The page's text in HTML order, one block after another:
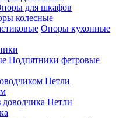
для шкафов
колесные
Опоры кухонные
Подпятники фетровые
Петли
Петли